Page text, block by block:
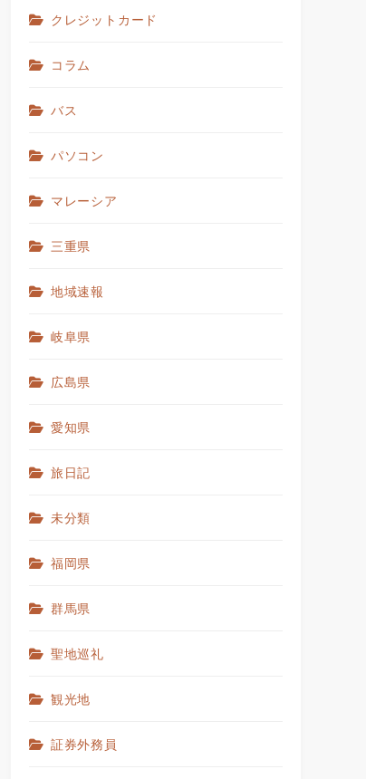
クレジットカード
コラム
バス
パソコン
マレーシア
三重県
地域速報
岐阜県
広島県
愛知県
旅日記
未分類
福岡県
群馬県
聖地巡礼
観光地
証券外務員